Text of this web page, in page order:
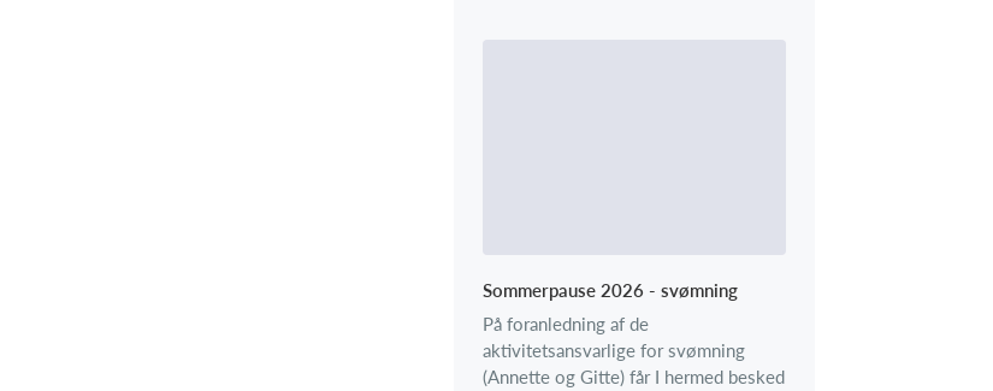
Sommerpause 2026 - svømning
På foranledning af de
aktivitetsansvarlige for svømning
(Annette og Gitte) får I hermed besked